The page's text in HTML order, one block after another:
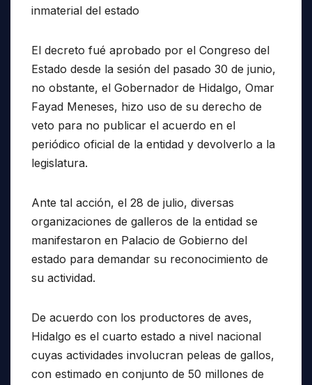
inmaterial del estado
El decreto fué aprobado por el Congreso del
Estado desde la sesión del pasado 30 de junio,
no obstante, el Gobernador de Hidalgo, Omar
Fayad Meneses, hizo uso de su derecho de
veto para no publicar el acuerdo en el
periódico oficial de la entidad y devolverlo a la
legislatura.
Ante tal acción, el 28 de julio, diversas
organizaciones de galleros de la entidad se
manifestaron en Palacio de Gobierno del
estado para demandar su reconocimiento de
su actividad.
De acuerdo con los productores de aves,
Hidalgo es el cuarto estado a nivel nacional
cuyas actividades involucran peleas de gallos,
con estimado en conjunto de 50 millones de